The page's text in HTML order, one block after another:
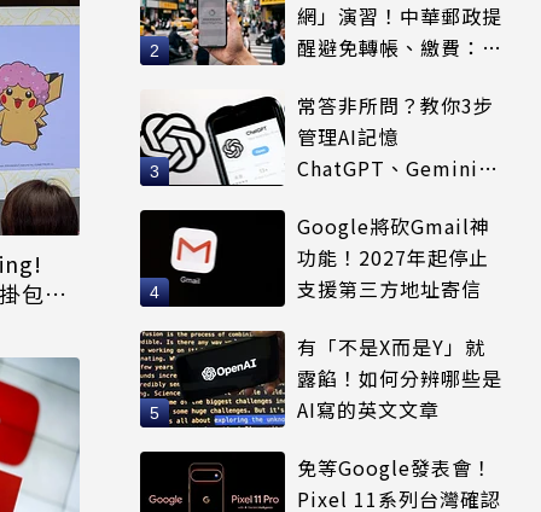
包包
網」演習！中華郵政提
醒避免轉帳、繳費：務
常答非所問？教你3步
管理AI記憶
ChatGPT、Gemini都
Google將砍Gmail神
功能！2027年起停止
支援第三方地址寄信
有「不是X而是Y」就
露餡！如何分辨哪些是
AI寫的英文文章
免等Google發表會！
Pixel 11系列台灣確認